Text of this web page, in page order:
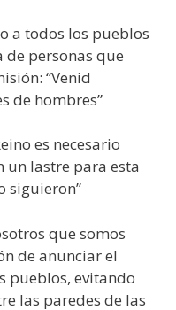
a todos los pueblos
de personas que
“Venid
de hombres”
es necesario
un lastre para esta
siguieron”
que somos
de anunciar el
pueblos, evitando
las paredes de las